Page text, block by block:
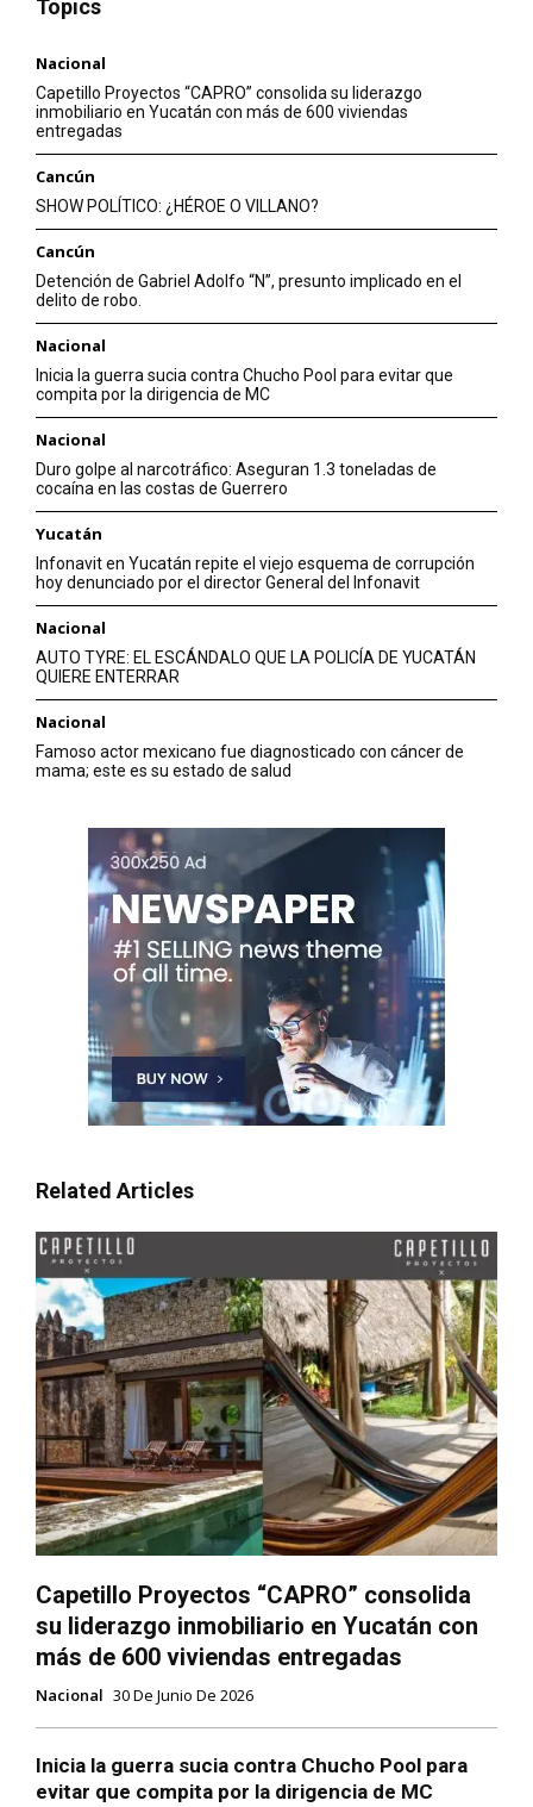
Topics
Nacional
Capetillo Proyectos “CAPRO” consolida su liderazgo
inmobiliario en Yucatán con más de 600 viviendas
entregadas
Cancún
SHOW POLÍTICO: ¿HÉROE O VILLANO?
Cancún
Detención de Gabriel Adolfo “N”, presunto implicado en el
delito de robo.
Nacional
Inicia la guerra sucia contra Chucho Pool para evitar que
compita por la dirigencia de MC
Nacional
Duro golpe al narcotráfico: Aseguran 1.3 toneladas de
cocaína en las costas de Guerrero
Yucatán
Infonavit en Yucatán repite el viejo esquema de corrupción
hoy denunciado por el director General del Infonavit
Nacional
AUTO TYRE: EL ESCÁNDALO QUE LA POLICÍA DE YUCATÁN
QUIERE ENTERRAR
Nacional
Famoso actor mexicano fue diagnosticado con cáncer de
mama; este es su estado de salud
Related Articles
Capetillo Proyectos “CAPRO” consolida
su liderazgo inmobiliario en Yucatán con
más de 600 viviendas entregadas
Nacional 30 De Junio De 2026
Inicia la guerra sucia contra Chucho Pool para
evitar que compita por la dirigencia de MC